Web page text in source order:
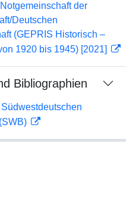
der
Deutschen
(GEPRIS Historisch –
1920 bis 1945) [2021]
Bibliographien